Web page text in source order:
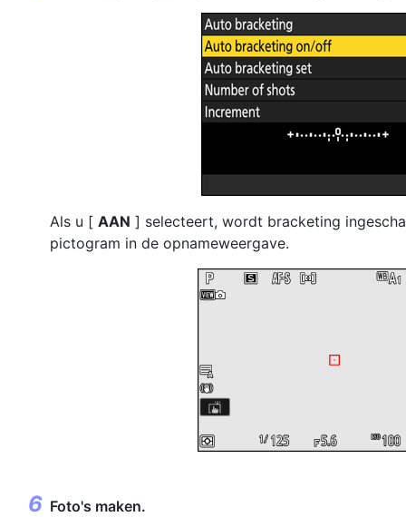
Als u [ AAN ] selecteert, wordt bracketing
pictogram in de opnameweergave.
Foto's maken.